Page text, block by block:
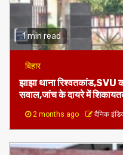
1 min read
बिहार
झाझा थाना रिश्वतकांड,SVU
सवाल,जांच के दायरे में
2 months ago दैनिक